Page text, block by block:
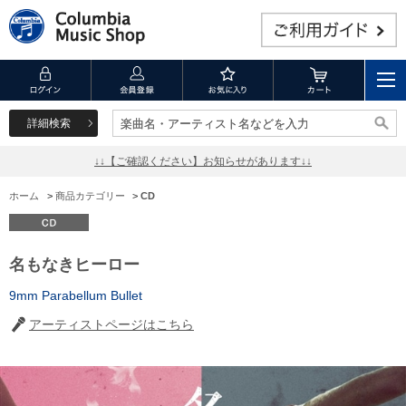
詳細検索 楽曲名・アーティスト名などを入力
楽曲名・アーティスト名などを入力
↓↓【ご確認ください】お知らせがあります↓↓
ホーム > 商品カテゴリー > CD
名もなきヒーロー
9mm Parabellum Bullet
アーティストページはこちら